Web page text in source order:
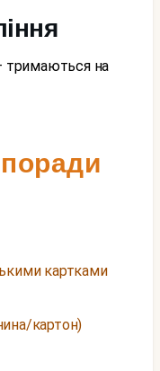
картками
картон)